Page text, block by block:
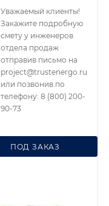
ПОД ЗАКАЗ
Уважаемый клиенты!
Закажите подробную
смету у инженеров
отдела продаж
отправив письмо на
project@trustenergo.ru
или позвонив по
телефону: 8 (800) 200-
90-73